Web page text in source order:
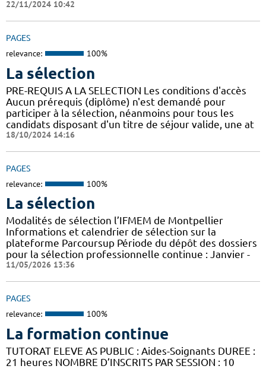
22/11/2024 10:42
PAGES
relevance: 100%
La sélection
PRE-REQUIS A LA SELECTION Les conditions d'accès
Aucun prérequis (diplôme) n'est demandé pour
participer à la sélection, néanmoins pour tous les
candidats disposant d'un titre de séjour valide, une at
18/10/2024 14:16
PAGES
relevance: 100%
La sélection
Modalités de sélection l’IFMEM de Montpellier
Informations et calendrier de sélection sur la
plateforme Parcoursup Période du dépôt des dossiers
pour la sélection professionnelle continue : Janvier -
11/05/2026 13:36
PAGES
relevance: 100%
La formation continue
TUTORAT ELEVE AS PUBLIC : Aides-Soignants DUREE :
21 heures NOMBRE D’INSCRITS PAR SESSION : 10